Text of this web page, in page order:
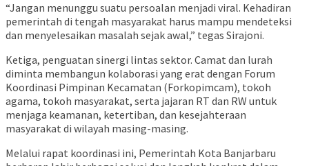
“Jangan menunggu suatu persoalan menjadi viral. Kehadiran
pemerintah di tengah masyarakat harus mampu mendeteksi
dan menyelesaikan masalah sejak awal,” tegas Sirajoni.
Ketiga, penguatan sinergi lintas sektor. Camat dan lurah
diminta membangun kolaborasi yang erat dengan Forum
Koordinasi Pimpinan Kecamatan (Forkopimcam), tokoh
agama, tokoh masyarakat, serta jajaran RT dan RW untuk
menjaga keamanan, ketertiban, dan kesejahteraan
masyarakat di wilayah masing-masing.
Melalui rapat koordinasi ini, Pemerintah Kota Banjarbaru